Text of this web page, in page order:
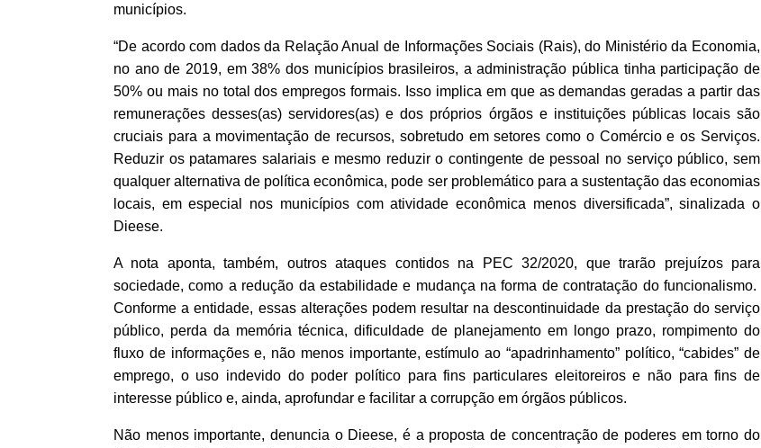
municípios.
“De acordo com dados da Relação Anual de Informações Sociais (Rais), do Ministério da Economia,
no ano de 2019, em 38% dos municípios brasileiros, a administração pública tinha participação de
50% ou mais no total dos empregos formais. Isso implica em que as demandas geradas a partir das
remunerações desses(as) servidores(as) e dos próprios órgãos e instituições públicas locais são
cruciais para a movimentação de recursos, sobretudo em setores como o Comércio e os Serviços.
Reduzir os patamares salariais e mesmo reduzir o contingente de pessoal no serviço público, sem
qualquer alternativa de política econômica, pode ser problemático para a sustentação das economias
locais, em especial nos municípios com atividade econômica menos diversificada”, sinalizada o
Dieese.
A nota aponta, também, outros ataques contidos na PEC 32/2020, que trarão prejuízos para
sociedade, como a redução da estabilidade e mudança na forma de contratação do funcionalismo.
Conforme a entidade, essas alterações podem resultar na descontinuidade da prestação do serviço
público, perda da memória técnica, dificuldade de planejamento em longo prazo, rompimento do
fluxo de informações e, não menos importante, estímulo ao “apadrinhamento” político, “cabides” de
emprego, o uso indevido do poder político para fins particulares eleitoreiros e não para fins de
interesse público e, ainda, aprofundar e facilitar a corrupção em órgãos públicos.
Não menos importante, denuncia o Dieese, é a proposta de concentração de poderes em torno do